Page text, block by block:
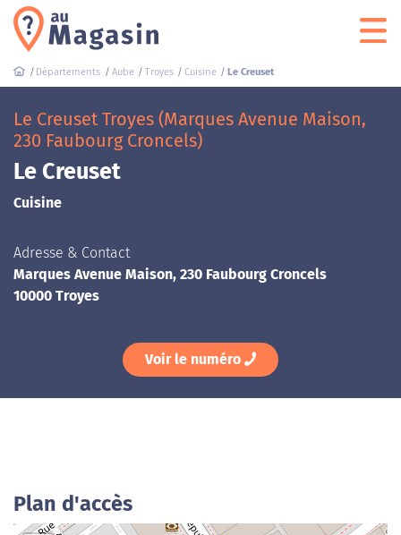
Départements Aube Troyes Cuisine Le Creuset
Le Creuset Troyes (Marques Avenue Maison,
230 Faubourg Croncels)
Le Creuset
Cuisine
Adresse & Contact
Marques Avenue Maison, 230 Faubourg Croncels
10000 Troyes
Voir le numéro
Plan d'accès